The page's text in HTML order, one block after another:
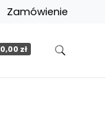
Zamówienie
0,00 zł